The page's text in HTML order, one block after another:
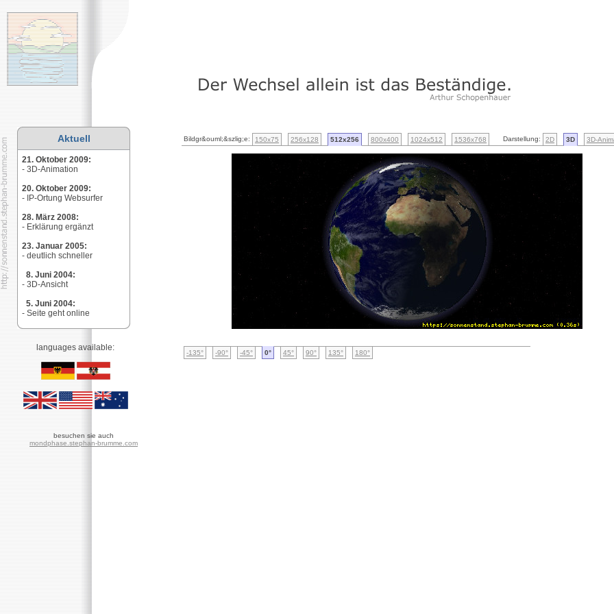
Aktuell
21. Oktober 2009:
- 3D-Animation
20. Oktober 2009:
- IP-Ortung Websurfer
28. März 2008:
- Erklärung ergänzt
23. Januar 2005:
- deutlich schneller
8. Juni 2004:
- 3D-Ansicht
5. Juni 2004:
- Seite geht online
languages available:
besuchen sie auch
mondphase.stephan-brumme.com
Bildgr&ouml;&szlig;e: 150x75 256x128 512x256 800x400 1024x512 1536x768 Darstellung: 2D 3D 3D-
-135° -90° -45° 0° 45° 90° 135° 180°